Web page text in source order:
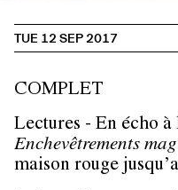
TUE 12 SEP 2017
COMPLET
Lectures - En écho à
Enchevêtrements
maison rouge